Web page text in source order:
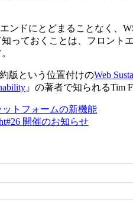
ンドにとどまることなく、
っておくことは、フロント
版という位置付けのWeb
』の著者で知られるTim
ットフォームの新機能
開催のお知らせ